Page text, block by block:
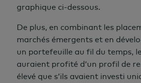
graphique ci-dessous.
De plus, en combinant les
marchés émergents et en
un portefeuille au fil du temps,
auraient profité d’un profil de
élevé que s’ils avaient investi